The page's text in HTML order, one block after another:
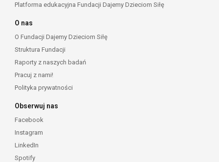
Platforma edukacyjna Fundacji Dajemy Dzieciom Siłę
O nas
O Fundacji Dajemy Dzieciom Siłę
Struktura Fundacji
Raporty z naszych badań
Pracuj z nami!
Polityka prywatności
Obserwuj nas
Facebook
Instagram
LinkedIn
Spotify